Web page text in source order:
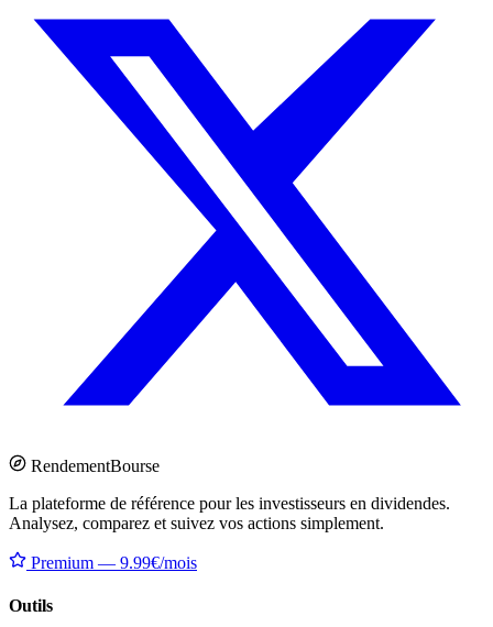
RendementBourse
La plateforme de référence pour les investisseurs en dividendes.
Analysez, comparez et suivez vos actions simplement.
Premium — 9.99€/mois
Outils